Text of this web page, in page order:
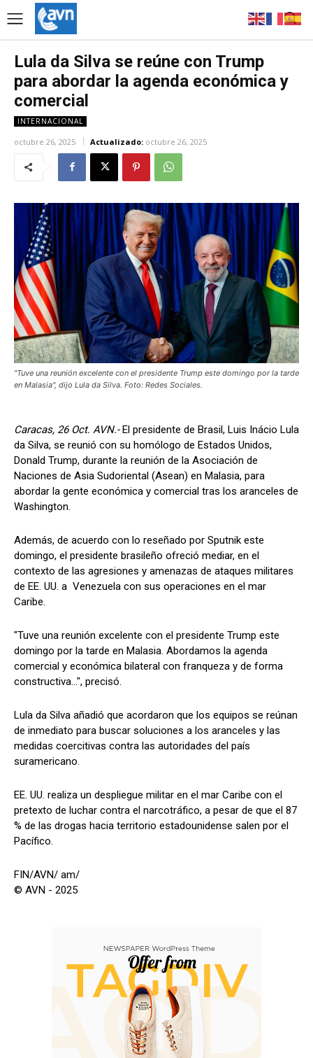
Lula da Silva se reúne con Trump
para abordar la agenda económica y
comercial
INTERNACIONAL
octubre 26, 2025 Actualizado: octubre 26, 2025
"Tuve una reunión excelente con el presidente Trump este domingo por la tarde
en Malasia", dijo Lula da Silva. Foto: Redes Sociales.
Caracas, 26 Oct. AVN.-El presidente de Brasil, Luis Inácio Lula
da Silva, se reunió con su homólogo de Estados Unidos,
Donald Trump, durante la reunión de la Asociación de
Naciones de Asia Sudoriental (Asean) en Malasia, para
abordar la gente económica y comercial tras los aranceles de
Washington.
Además, de acuerdo con lo reseñado por Sputnik este
domingo, el presidente brasileño ofreció mediar, en el
contexto de las agresiones y amenazas de ataques militares
de EE. UU. a Venezuela con sus operaciones en el mar
Caribe.
"Tuve una reunión excelente con el presidente Trump este
domingo por la tarde en Malasia. Abordamos la agenda
comercial y económica bilateral con franqueza y de forma
constructiva...", precisó.
Lula da Silva añadió que acordaron que los equipos se reúnan
de inmediato para buscar soluciones a los aranceles y las
medidas coercitivas contra las autoridades del país
suramericano.
EE. UU. realiza un despliegue militar en el mar Caribe con el
pretexto de luchar contra el narcotráfico, a pesar de que el 87
% de las drogas hacia territorio estadounidense salen por el
Pacífico.
FIN/AVN/ am/
© AVN - 2025